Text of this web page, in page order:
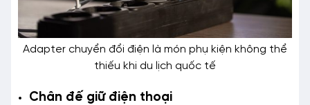
Adapter chuyển đổi điện là món phụ kiện không thể
thiếu khi du lịch quốc tế
Chân đế giữ điện thoại